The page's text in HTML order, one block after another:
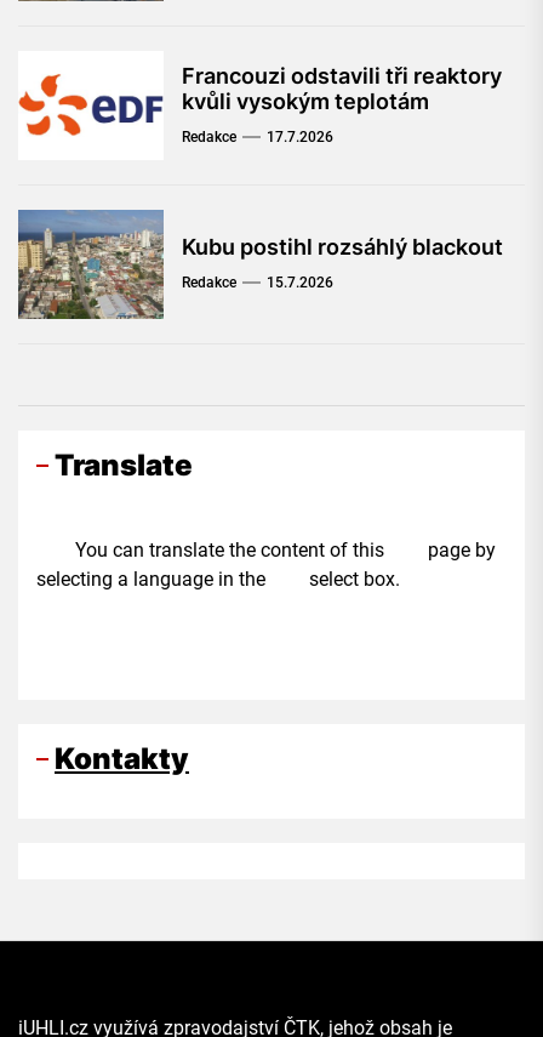
Francouzi odstavili tři reaktory
kvůli vysokým teplotám
Redakce 17.7.2026
Kubu postihl rozsáhlý blackout
Redakce 15.7.2026
Translate
You can translate the content of this page by
selecting a language in the select box.
Kontakty
iUHLI.cz využívá zpravodajství ČTK, jehož obsah je